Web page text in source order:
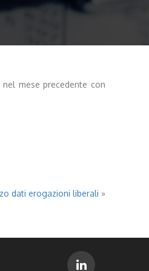
mese precedente con
dati erogazioni liberali »